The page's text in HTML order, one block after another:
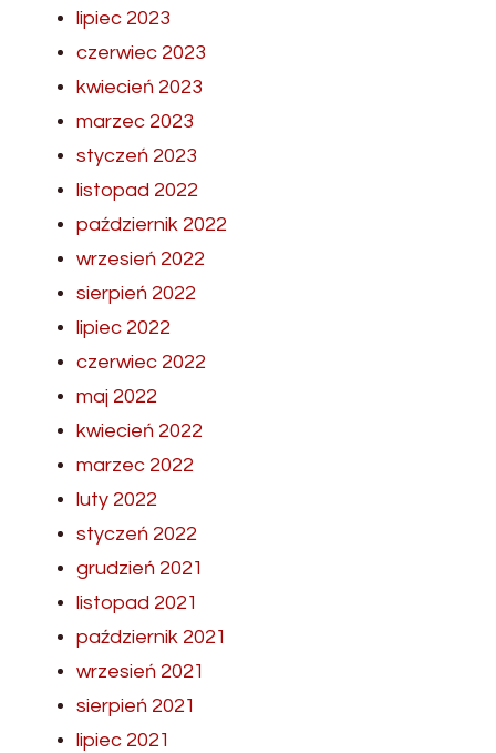
lipiec 2023
czerwiec 2023
kwiecień 2023
marzec 2023
styczeń 2023
listopad 2022
październik 2022
wrzesień 2022
sierpień 2022
lipiec 2022
czerwiec 2022
maj 2022
kwiecień 2022
marzec 2022
luty 2022
styczeń 2022
grudzień 2021
listopad 2021
październik 2021
wrzesień 2021
sierpień 2021
lipiec 2021